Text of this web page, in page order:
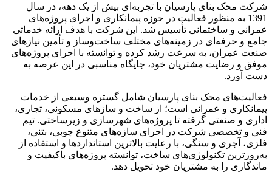
شرکت محک بنای پارسیان با تجربه‌ای بیش از یک دهه، در سال
1391 به منظور فعالیت در حوزه پیمانکاری و اجرای پروژه‌های
عمرانی و ساختمانی تأسیس شد. این شرکت با هدف ارائه خدماتی
جامع و حرفه‌ای در زمینه‌های مختلف ساخت‌وساز و تأمین نیازهای
صنعت عمران، به سرعت رشد کرده و توانسته با اجرای پروژه‌های
موفق و رضایت مشتریان خود، جایگاه مناسبی در این عرصه به
دست آورد.
فعالیت‌های محک بنای پارسیان شامل گستره وسیعی از خدمات
پیمانکاری و عمرانی است؛ از ساخت و سازهای مسکونی، تجاری،
اداری و صنعتی گرفته تا پروژه‌های شهرسازی و زیرساختی. تیم
فنی و تخصصی شرکت در اجرای سازه‌های متنوع چوبی، بتنی،
فلزی، آجری و سنگی، با رعایت بالاترین استانداردها و استفاده از
به‌روزترین تکنولوژی‌های ساخت، توانسته پروژه‌های باکیفیت و
ماندگاری را به مشتریان خود تحویل دهد.